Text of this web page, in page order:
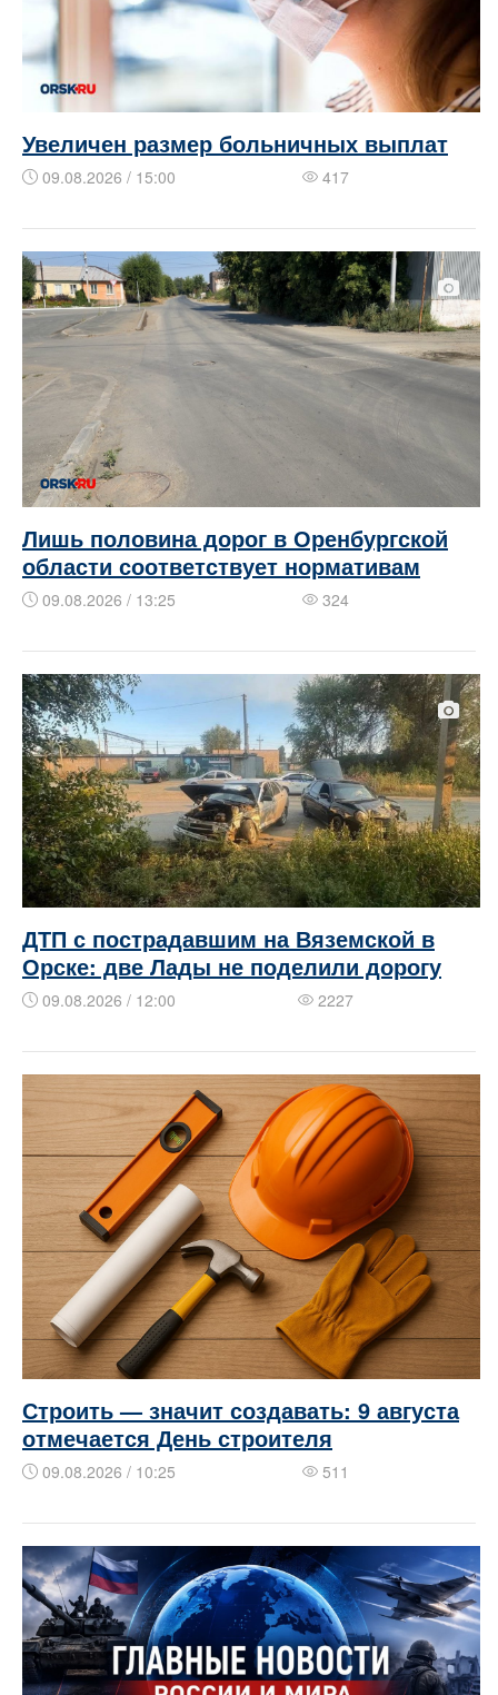
Увеличен размер больничных выплат
09.08.2026 / 15:00 417
Лишь половина дорог в Оренбургской
области соответствует нормативам
09.08.2026 / 13:25 324
ДТП с пострадавшим на Вяземской в
Орске: две Лады не поделили дорогу
09.08.2026 / 12:00 2227
Строить — значит создавать: 9 августа
отмечается День строителя
09.08.2026 / 10:25 511